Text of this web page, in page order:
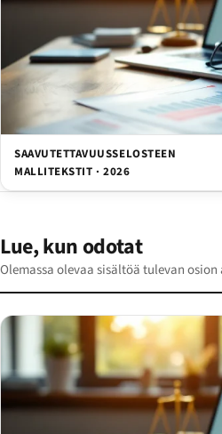
SAAVUTETTAVUUSSELOSTEEN
MALLITEKSTIT · 2026
Lue, kun odotat
Olemassa olevaa sisältöä tulevan